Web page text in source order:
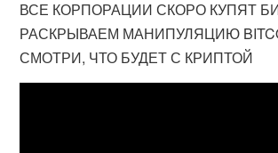
ВСЕ КОРПОРАЦИИ СКОРО КУПЯТ
РАСКРЫВАЕМ МАНИПУЛЯЦИЮ
СМОТРИ, ЧТО БУДЕТ С КРИПТОЙ